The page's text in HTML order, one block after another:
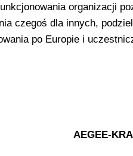
organizacji
czegoś dla innych,
po Europie i
AEGEE-